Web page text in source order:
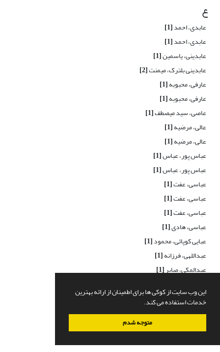
این وب سایت از کوکی ها برای اطمینان از ارائه بهترین
خدمات استفاده می کند.
متوجه شدم
ع
عابدی، احمد[1]
عابدی، احمد[1]
عابدینی، یاسمین[1]
عابدینی بلترک، میمنت[2]
عارفی، محبوبه[1]
عارفی، محبوبه[1]
عاصی، سید میصطف[1]
عالی، مرضیه[1]
عالی، مرضیه[1]
عباس پور، عباس[1]
عباس پور، عباس[1]
عباسی، عفت[1]
عباسی، عفت[1]
عباسی، عفت[1]
عباسی، هادی[1]
عبایی کوپائی، محمود[1]
عبداللهی، فرزانه[1]
عبدالمکی، صابر[1]
عبدی، کبرا[1]
عبدی نویده، کبرا[1]
[1]